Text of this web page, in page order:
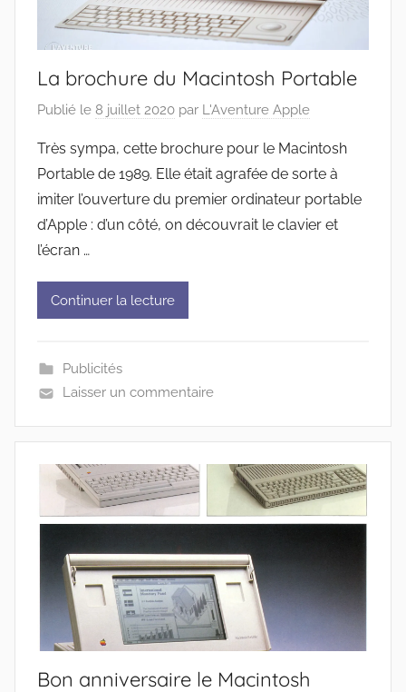
La brochure du Macintosh Portable
Publié le 8 juillet 2020 par L'Aventure Apple
Très sympa, cette brochure pour le Macintosh
Portable de 1989. Elle était agrafée de sorte à
imiter l’ouverture du premier ordinateur portable
d’Apple : d’un côté, on découvrait le clavier et
l’écran …
Continuer la lecture
Publicités
Laisser un commentaire
Bon anniversaire le Macintosh